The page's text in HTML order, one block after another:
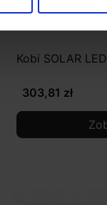
Kobi SOLAR
303,81 zł